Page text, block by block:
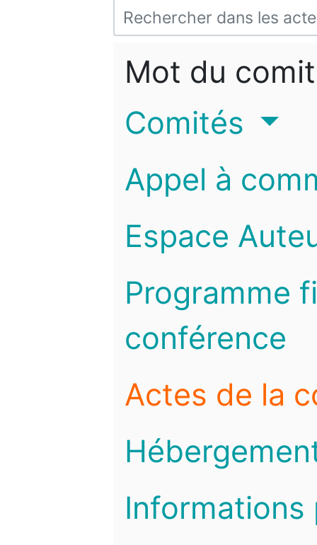
Mot du
Comités
Appel à
Espace
Programme
conférence
Actes de la
Informations